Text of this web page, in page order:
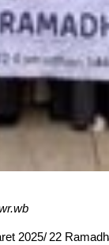
2025/ 22